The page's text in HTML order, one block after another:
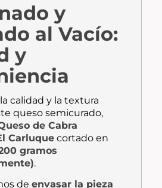
y
al Vacío:
y
calidad y la textura
queso semicurado,
de Cabra
Carluque cortado en
gramos
.
deenvasar la pieza